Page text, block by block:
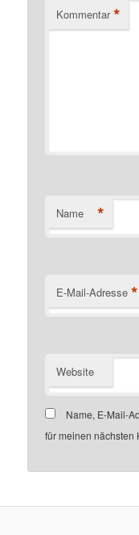
Kommentar *
Name *
E-Mail-Adresse *
Website
Name, E-Mail-
für meinen nächsten